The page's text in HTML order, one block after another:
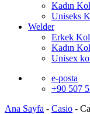
Kadın
Uniseks
Welder
Erkek Kol
Kadın
Unisex
e-posta
+90 507
Ana Sayfa - Casio -